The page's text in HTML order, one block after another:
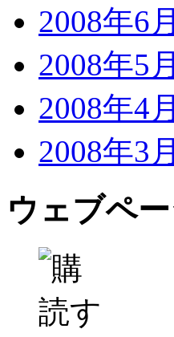
2008年6
2008年5
2008年4
2008年3
ウェブペ